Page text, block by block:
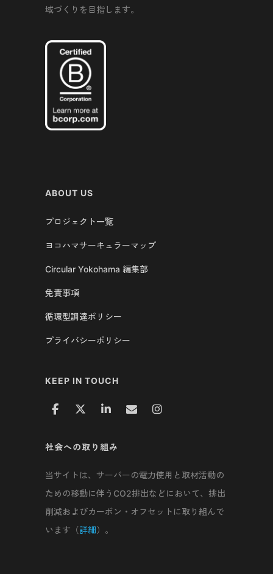
域づくりを目指します。
ABOUT US
プロジェクト一覧
ヨコハマサーキュラーマップ
Circular Yokohama 編集部
免責事項
循環型調達ポリシー
プライバシーポリシー
KEEP IN TOUCH
社会への取り組み
当サイトは、サーバーの電力使用と取材活動の
ための移動に伴うCO2排出などにおいて、排出
削減およびカーボン・オフセットに取り組んで
います（詳細）。